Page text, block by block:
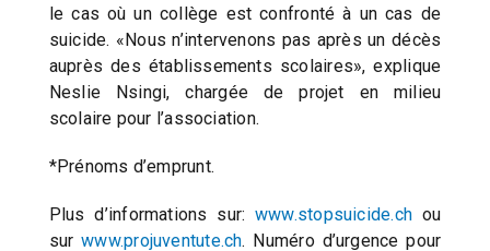
le cas où un collège est confronté à un cas de
suicide. «Nous n’intervenons pas après un décès
auprès des établissements scolaires», explique
Neslie Nsingi, chargée de projet en milieu
scolaire pour l’association.
*Prénoms d’emprunt.
Plus d’informations sur: www.stopsuicide.chou
surwww.projuventute.ch. Numéro d’urgence pour